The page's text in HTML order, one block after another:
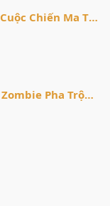
Witch Awakens MOD APK – Cuộc Chiến Ma Thuật Đầy Hấp Dẫn
Chill & Kill MOD: Tựa Game Zombie Pha Trộn Giải Trí Và Chiến Thuật Hấp Dẫn